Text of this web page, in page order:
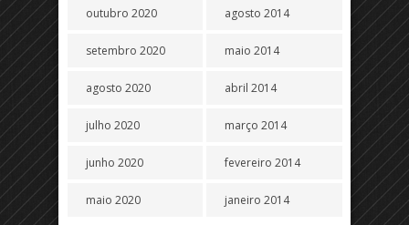
outubro 2020
setembro 2020
agosto 2020
julho 2020
junho 2020
maio 2020
agosto 2014
maio 2014
abril 2014
março 2014
fevereiro 2014
janeiro 2014